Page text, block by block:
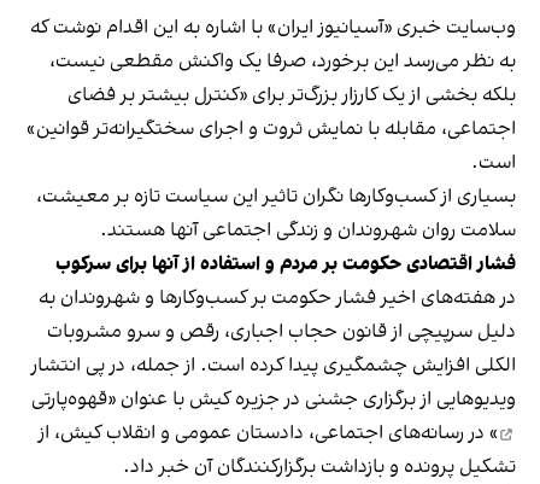
وب‌سایت خبری «آسیانیوز ایران» با اشاره به این اقدام نوشت که
به نظر می‌رسد این برخورد، صرفا یک واکنش مقطعی نیست،
بلکه بخشی از یک کارزار بزرگ‌تر برای «کنترل بیشتر بر فضای
اجتماعی، مقابله با نمایش ثروت و اجرای سختگیرانه‌تر قوانین»
است.
بسیاری از کسب‌وکارها نگران تاثیر این سیاست‌ تازه بر معیشت،
سلامت روان شهروندان و زندگی اجتماعی آنها هستند.
فشار اقتصادی حکومت بر مردم و استفاده از آنها برای سرکوب
در هفته‌های اخیر فشار حکومت بر کسب‌وکارها و شهروندان به
دلیل سرپیچی از قانون حجاب اجباری، رقص و سرو مشروبات
الکلی افزایش چشمگیری پیدا کرده است. از جمله، در پی انتشار
ویدیوهایی از برگزاری جشنی در جزیره کیش با عنوان «قهوه‌پارتی
» در رسانه‌های اجتماعی، دادستان عمومی و انقلاب کیش، از
تشکیل پرونده و بازداشت برگزارکنندگان آن خبر داد.